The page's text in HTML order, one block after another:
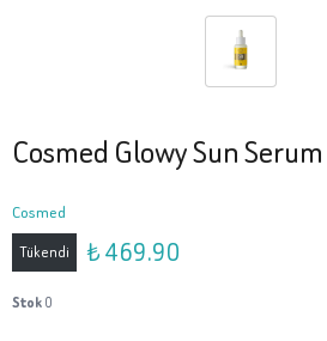
Cosmed Glowy Sun
Cosmed
Tükendi ₺ 469.90
Stok0